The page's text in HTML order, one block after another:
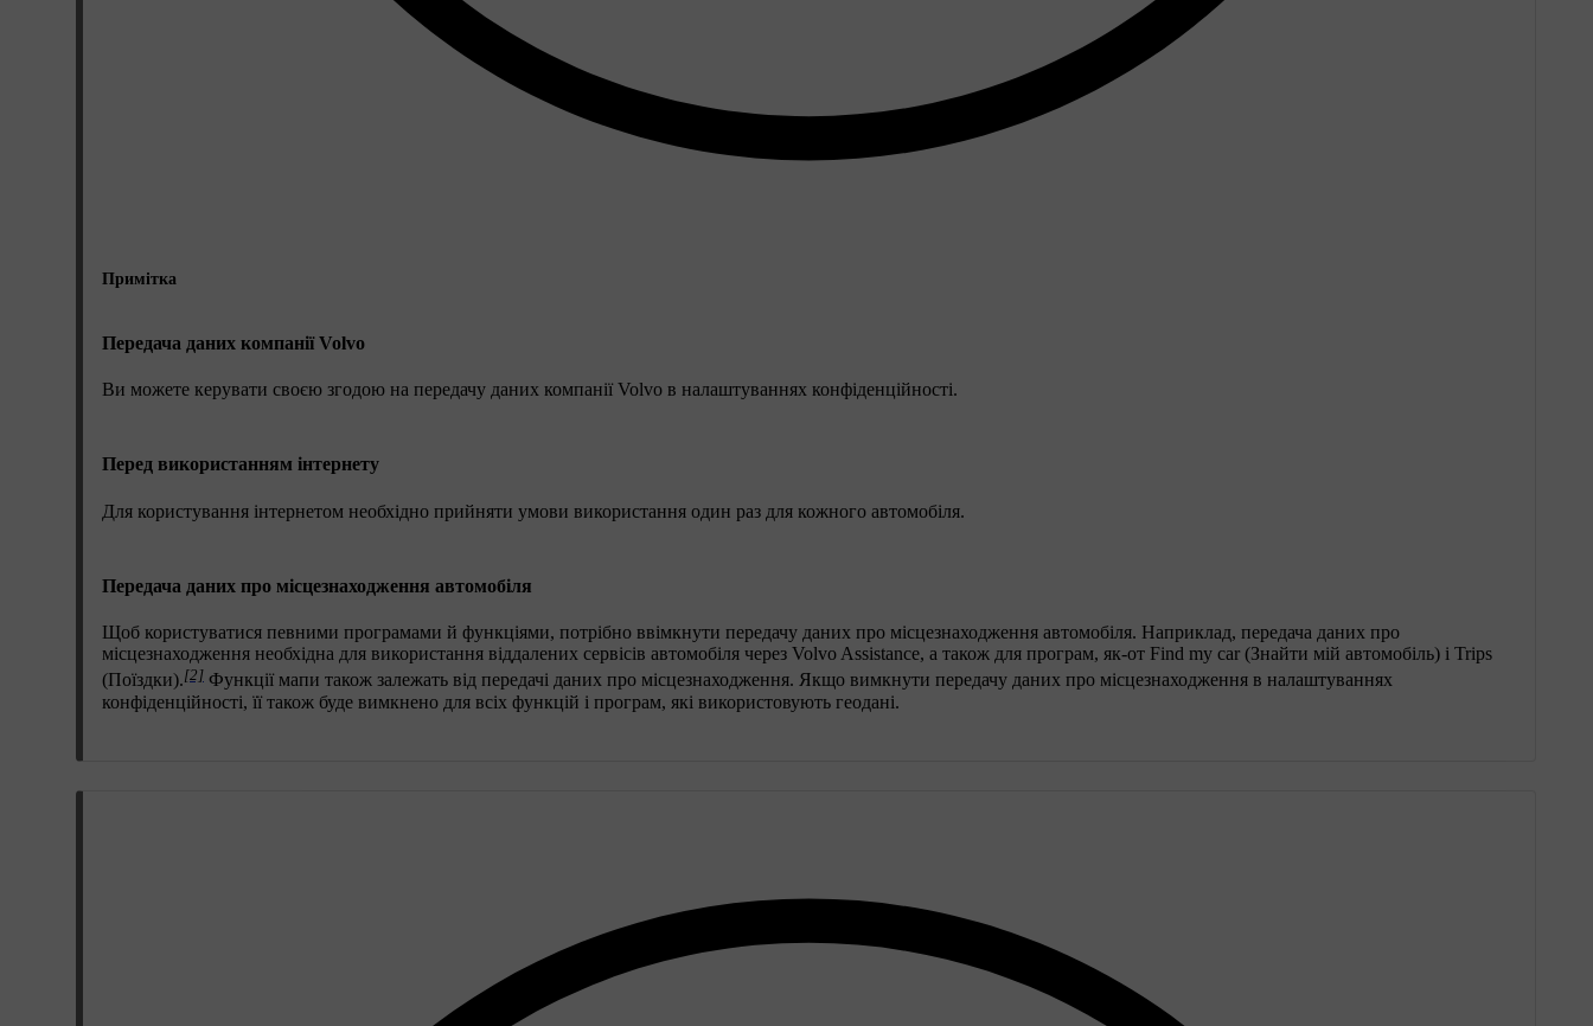
Примітка
Передача даних компанії Volvo
Ви можете керувати своєю згодою на передачу даних компанії Volvo в налаштуваннях конфіденційності.
Перед використанням інтернету
Для користування інтернетом необхідно прийняти умови використання один раз для кожного автомобіля.
Передача даних про місцезнаходження автомобіля
Щоб користуватися певними програмами й функціями, потрібно ввімкнути передачу даних про місцезнаходження автомобіля. Наприклад, передача даних про
місцезнаходження необхідна для використання віддалених сервісів автомобіля через Volvo Assistance, а також для програм, як-от Find my car (Знайти мій автомобіль) і Trips
(Поїздки).[2] Функції мапи також залежать від передачі даних про місцезнаходження. Якщо вимкнути передачу даних про місцезнаходження в налаштуваннях
конфіденційності, її також буде вимкнено для всіх функцій і програм, які використовують геодані.